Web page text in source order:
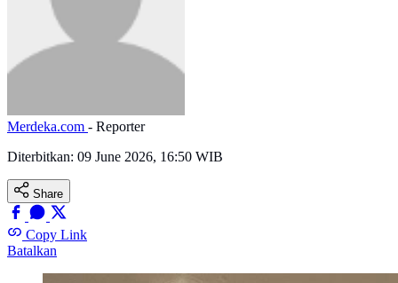
Merdeka.com - Reporter
Diterbitkan: 09 June 2026, 16:50 WIB
Share
Copy Link
Batalkan